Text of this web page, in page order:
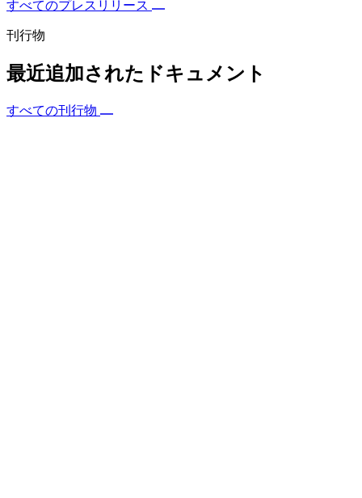
すべてのプレスリリース
刊行物
最近追加されたドキュメント
すべての刊行物